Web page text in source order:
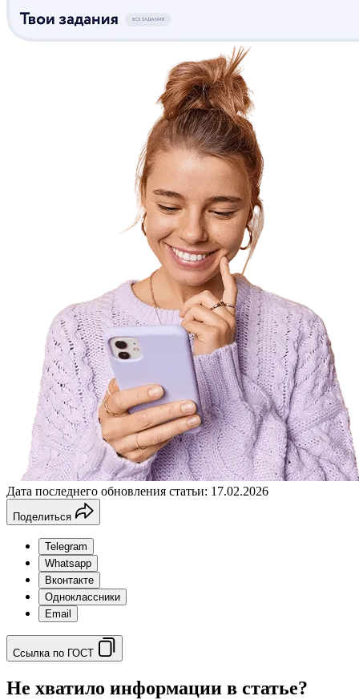
Дата последнего обновления статьи: 17.02.2026
Поделиться
Telegram
Whatsapp
Вконтакте
Одноклассники
Email
Ссылка по ГОСТ
Не хватило информации в статье?